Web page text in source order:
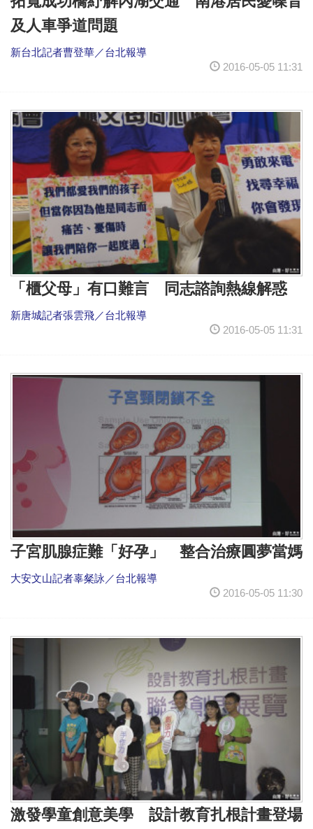
及人車爭道問題
新台北記者曹登華／台北報導
2016-05-05 11:31
「櫃父母」有口難言 同志諮詢熱線解惑
新唐城記者張雲飛／台北報導
2016-05-05 11:31
子宮肌腺症難「好孕」 整合治療圓夢當媽
大安文山記者辜粲詠／台北報導
2016-05-05 11:30
激發學童創意美學 設計教育扎根計畫登場